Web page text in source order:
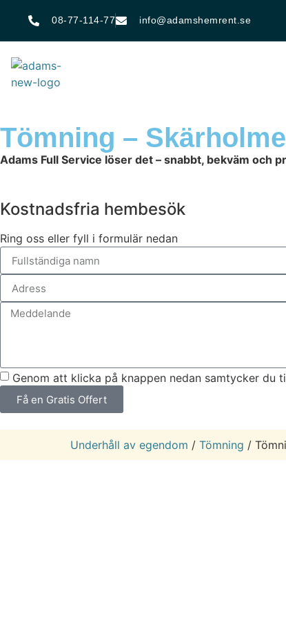
08-77-114-77 info@adamshemrent.se
Tömning –
Adams Full Service löser det – snabbt, bekväm och
Kostnadsfria hembesök
Ring oss eller fyll i formulär nedan
Genom att klicka på knappen nedan samtycker du
Få en Gratis Offert
Underhåll av egendom / Tömning /